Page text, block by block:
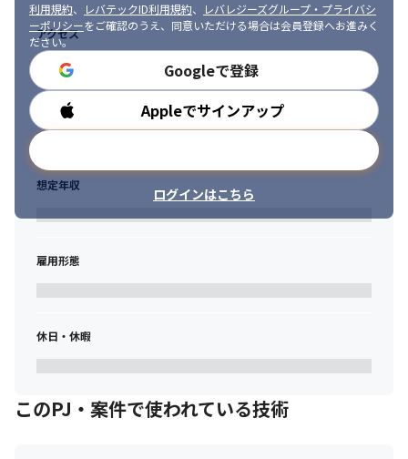
利用規約、 レバテックID利用規約、
レバレジーズグループ・プライバシ
ーポリシーをご確認のうえ、同意いただける場合は会員登録へお進みく
ださい。
Googleで登録
Appleでサインアップ
ログインはこちら
アクセス
勤務時間
想定年収
雇用形態
休日・休暇
このPJ・案件で使われている技術